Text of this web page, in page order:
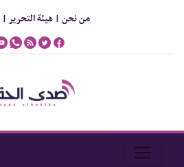
من نحن |هيئة التحرير |